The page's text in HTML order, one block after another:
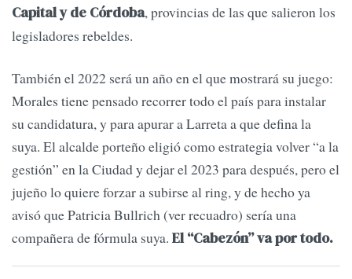
Capital y de Córdoba, provincias de las que salieron los
legisladores rebeldes.
También el 2022 será un año en el que mostrará su juego:
Morales tiene pensado recorrer todo el país para instalar
su candidatura, y para apurar a Larreta a que defina la
suya. El alcalde porteño eligió como estrategia volver “a la
gestión” en la Ciudad y dejar el 2023 para después, pero el
jujeño lo quiere forzar a subirse al ring, y de hecho ya
avisó que Patricia Bullrich (ver recuadro) sería una
compañera de fórmula suya. El “Cabezón” va por todo.